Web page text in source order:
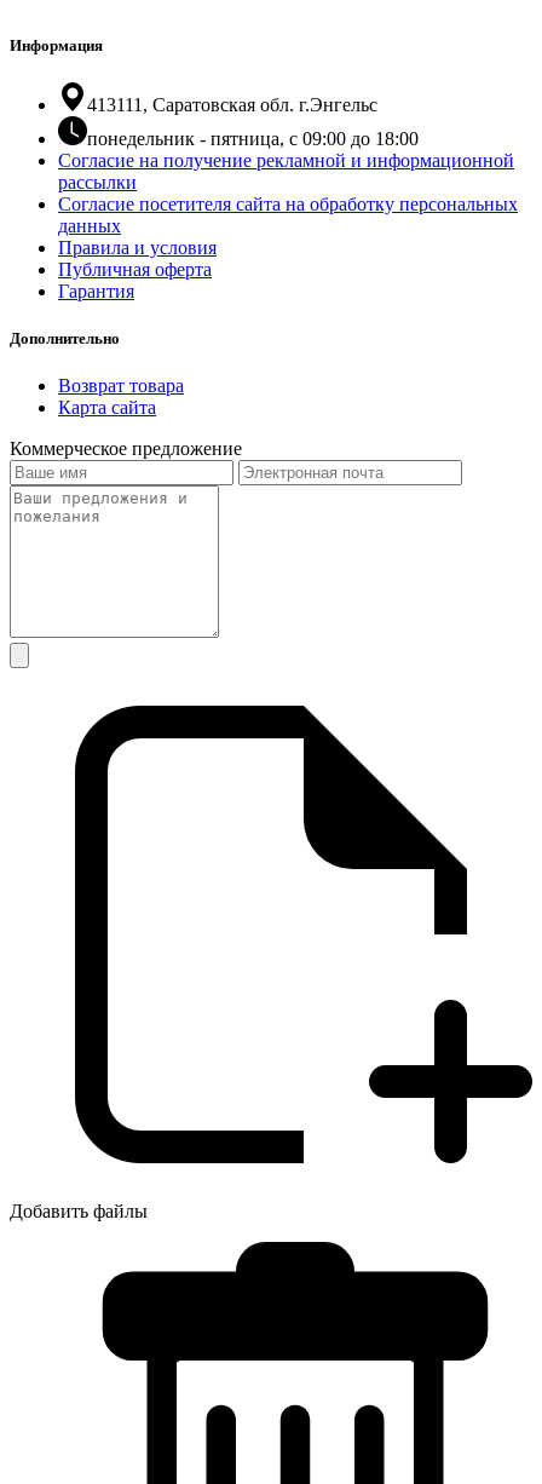
Информация
413111, Саратовская обл. г.Энгельс
понедельник - пятница, с 09:00 до 18:00
Согласие на получение рекламной и информационной
рассылки
Согласие посетителя сайта на обработку персональных
данных
Правила и условия
Публичная оферта
Гарантия
Дополнительно
Возврат товара
Карта сайта
Коммерческое предложение
Добавить файлы